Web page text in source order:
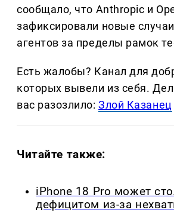
сообщало, что Anthropic и
зафиксировали новые
агентов за пределы рамок
Есть жалобы? Канал для
которых вывели из себя.
вас разозлило:Злой Казанец
Читайте также:
iPhone 18 Pro может
дефицитом из-за